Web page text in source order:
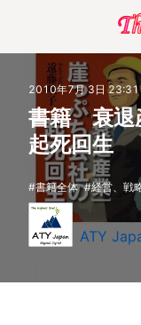
2010年7月 3日 23:31
書籍 衰退
起死回生
書籍全体 経営、戦
ATY